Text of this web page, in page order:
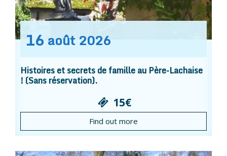
16 août 2026
Histoires et secrets de famille au Père-Lachaise
! (Sans réservation).
15€
Find out more